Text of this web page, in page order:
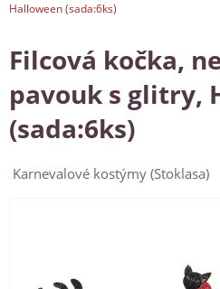
Halloween (sada:6ks)
Filcová kočka,
pavouk s glitry,
(sada:6ks)
Karnevalové kostýmy (Stoklasa)